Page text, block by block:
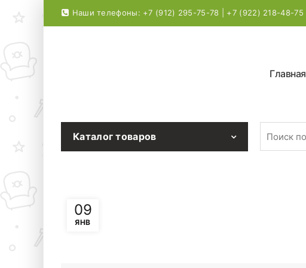
Наши телефоны: +7 (912) 295-75-78 | +7 (922) 218-48-75
Главная
Каталог товаров
09
ЯНВ